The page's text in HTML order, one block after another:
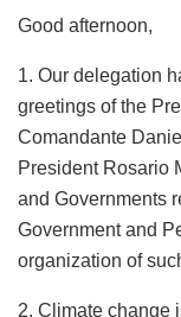
Good afternoon,
1. Our delegation
greetings of the
Comandante
President Rosario
and Governments
Government and
organization of
2. Climate change